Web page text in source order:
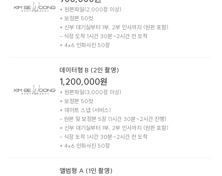
* 원본파일(2,000장 이상)
* 보정본 50컷
* 신부 대기실부터 1부, 2부 인사까지 (원판 포함)
- 식장 도착 1시간 30분~2시간 전 도착
* 4x6 인화사진 50장
데이터형 B (2인 촬영)
1,200,000원
* 원본파일(3,000장 이상)
* 보정본 50컷
* 데이트 스냅 (서비스)
- 원본 및 보정본 5장 (1시간 30분~2시간 진행)
* 신부 대기실부터 1부, 2부 인사까지 (원판 포함)
- 식장 도착 1시간 30분~2시간 전 도착
* 4x6 인화사진 50장
앨범형 A (1인 촬영)